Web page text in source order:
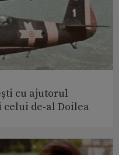
cu ajutorul
de-al Doilea